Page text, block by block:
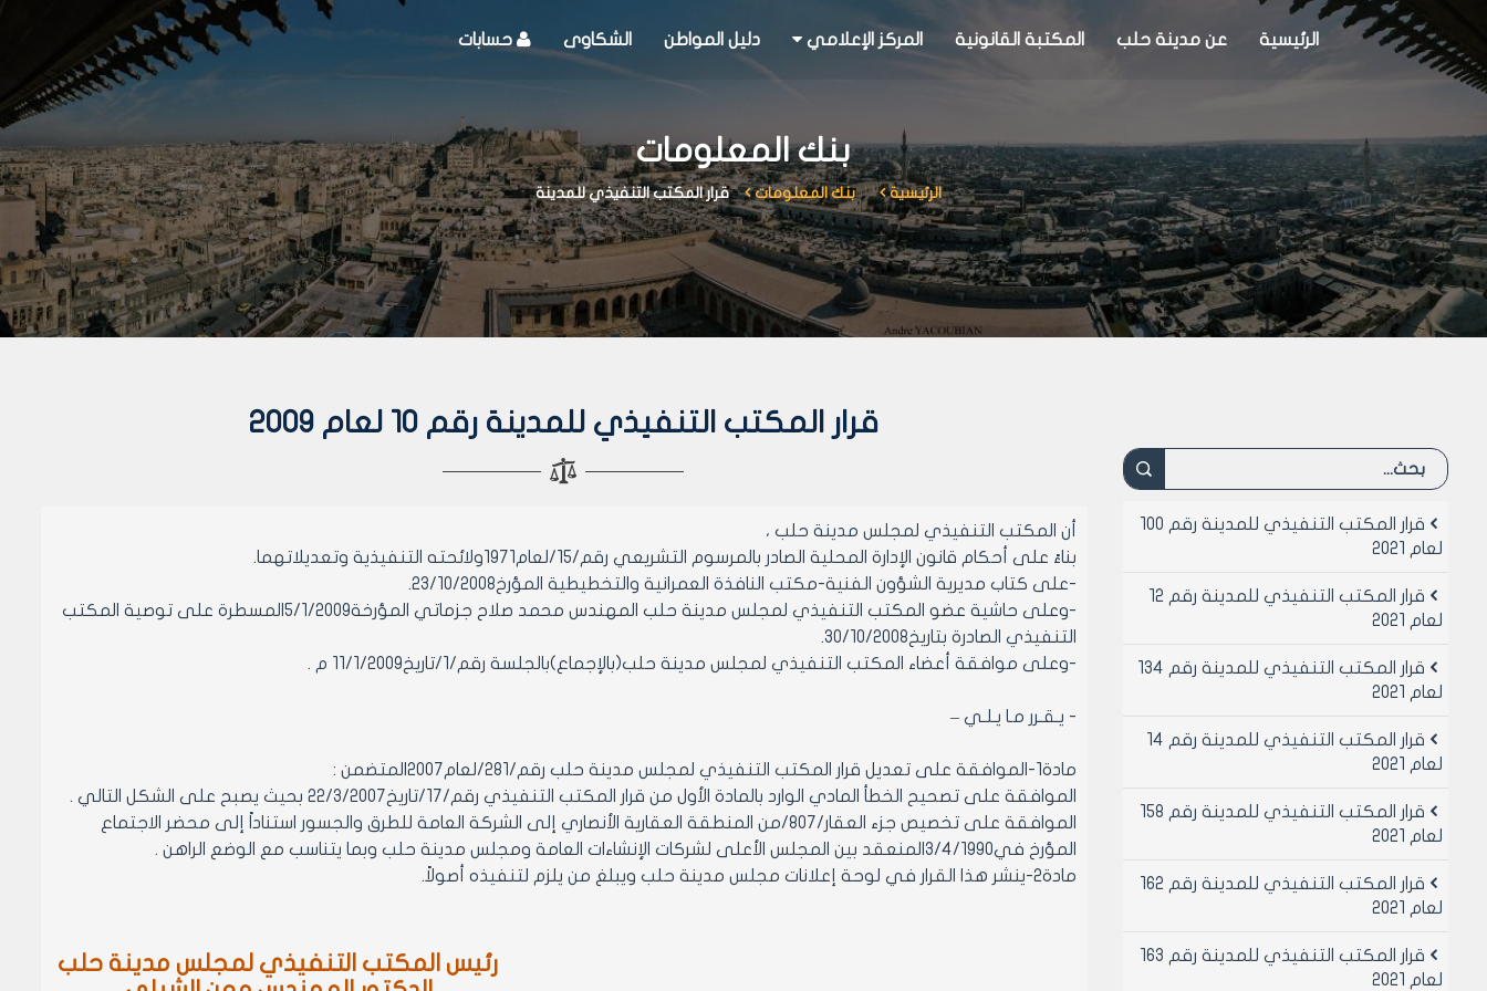
الرئيسية عن مدينة حلب المكتبة القانونية المركز الإعلامي دليل المواطن الشكاوى حسابات
بنك المعلومات
الرئيسية بنك المعلومات قرار المكتب التنفيذي للمدينة
قرار المكتب التنفيذي للمدينة رقم 10 لعام 2009
أن المكتب التنفيذي لمجلس مدينة حلب ،
بناءً على أحكام قانون الإدارة المحلية الصادر بالمرسوم التشريعي رقم/15/لعام1971ولائحته التنفيذية وتعديلاتهما.
-على كتاب مديرية الشؤون الفنية-مكتب النافذة العمرانية والتخطيطية المؤرخ23/10/2008.
-وعلى حاشية عضو المكتب التنفيذي لمجلس مدينة حلب المهندس محمد صلاح جزماتي المؤرخة5/1/2009المسطرة على توصية المكتب
التنفيذي الصادرة بتاريخ30/10/2008.
-وعلى موافقة أعضاء المكتب التنفيذي لمجلس مدينة حلب(بالإجماع)بالجلسة رقم/1/تاريخ11/1/2009 م .
- يـقـرر مـا يـلـي –
مادة1-الموافقة على تعديل قرار المكتب التنفيذي لمجلس مدينة حلب رقم/281/لعام2007المتضمن :
الموافقة على تصحيح الخطأ المادي الوارد بالمادة الأول من قرار المكتب التنفيذي رقم/17/تاريخ22/3/2007 بحيث يصبح على الشكل التالي .
الموافقة على تخصيص جزء العقار/807/من المنطقة العقارية الأنصاري إلى الشركة العامة للطرق والجسور استناداً إلى محضر الاجتماع
المؤرخ في3/4/1990المنعقد بين المجلس الأعلى لشركات الإنشاءات العامة ومجلس مدينة حلب وبما يتناسب مع الوضع الراهن .
مادة2-ينشر هذا القرار في لوحة إعلانات مجلس مدينة حلب ويبلغ من يلزم لتنفيذه أصولاً.
رئيس المكتب التنفيذي لمجلس مدينة حلب
قرار المكتب التنفيذي للمدينة رقم 100
لعام 2021
قرار المكتب التنفيذي للمدينة رقم 12
لعام 2021
قرار المكتب التنفيذي للمدينة رقم 134
لعام 2021
قرار المكتب التنفيذي للمدينة رقم 14
لعام 2021
قرار المكتب التنفيذي للمدينة رقم 158
لعام 2021
قرار المكتب التنفيذي للمدينة رقم 162
لعام 2021
قرار المكتب التنفيذي للمدينة رقم 163
لعام 2021